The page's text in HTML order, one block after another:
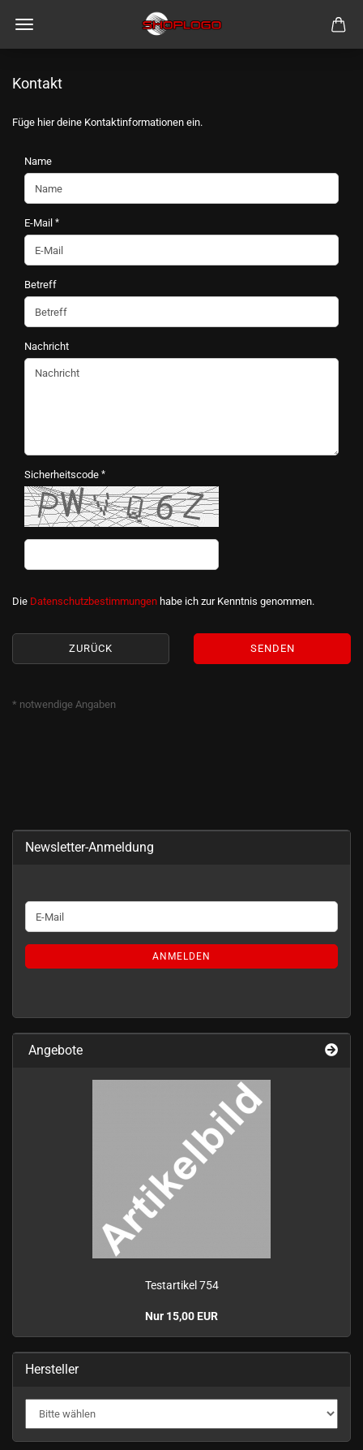
Kontakt
Füge hier deine Kontaktinformationen ein.
KONTAKT
Name
E-Mail
Betreff
Nachricht
Sicherheitscode
DATENSCHUTZBESTIMMUNGEN
Die Datenschutzbestimmungen habe ich zur Kenntnis genommen.
ZURÜCK SENDEN
* notwendige Angaben
Newsletter-Anmeldung
WEITER
ZUR
ANMELDUNG
E-
Mail
ANMELDEN
Angebote
Te­st­ar­ti­kel 754
Nur 15,00 EUR
Hersteller